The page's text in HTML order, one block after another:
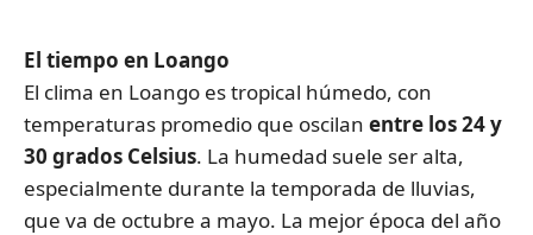
El tiempo en Loango
El clima en Loango es tropical húmedo, con
temperaturas promedio que oscilan entre los 24 y
30 grados Celsius. La humedad suele ser alta,
especialmente durante la temporada de lluvias,
que va de octubre a mayo. La mejor época del año